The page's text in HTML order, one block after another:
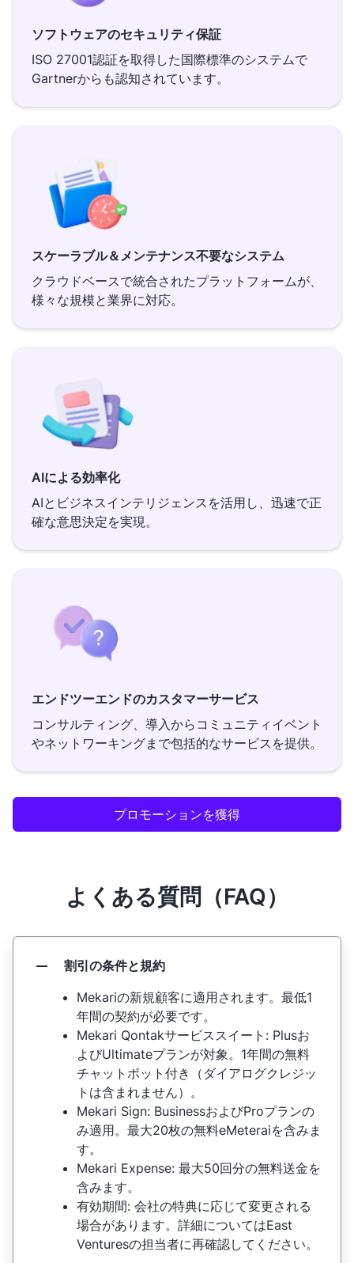
ソフトウェアのセキュリティ保証
ISO 27001認証を取得した国際標準のシステムで
Gartnerからも認知されています。
スケーラブル＆メンテナンス不要なシステム
クラウドベースで統合されたプラットフォームが、
様々な規模と業界に対応。
AIによる効率化
AIとビジネスインテリジェンスを活用し、迅速で正
確な意思決定を実現。
エンドツーエンドのカスタマーサービス
コンサルティング、導入からコミュニティイベント
やネットワーキングまで包括的なサービスを提供。
プロモーションを獲得
よくある質問（FAQ）
割引の条件と規約
Mekariの新規顧客に適用されます。最低1
年間の契約が必要です。
Mekari Qontakサービススイート: Plusお
よびUltimateプランが対象。1年間の無料
チャットボット付き（ダイアログクレジッ
トは含まれません）。
Mekari Sign: BusinessおよびProプランの
み適用。最大20枚の無料eMeteraiを含みま
す。
Mekari Expense: 最大50回分の無料送金を
含みます。
有効期間: 会社の特典に応じて変更される
場合があります。詳細についてはEast
Venturesの担当者に再確認してください。